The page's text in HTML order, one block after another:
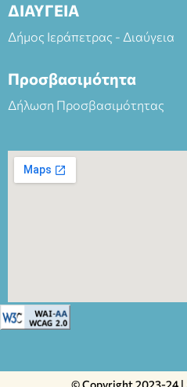
ΔΙΑΥΓΕΙΑ
Δήμος Ιεράπετρας - Διαύγεια
Προσβασιμότητα
Δήλωση Προσβασιμότητας
© Copyright 2023-24 |